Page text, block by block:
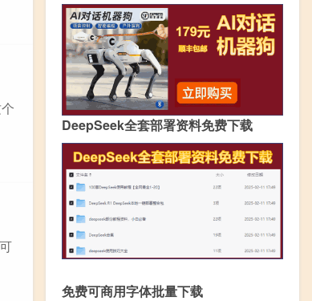
DeepSeek全套部署资料免费下载
免费可商用字体批量下载